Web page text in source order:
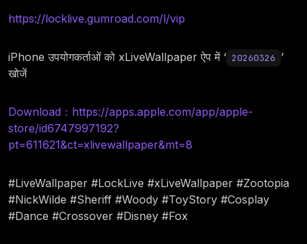
https://locklive.gumroad.com/l/vip
iPhone उपयोगकर्ताओं को xLiveWallpaper ऐप में ‘ 20260326 ’
खोजें
Download：https://apps.apple.com/app/apple-
store/id6747997192?
pt=611621&ct=xlivewallpaper&mt=8
#LiveWallpaper #LockLive #xLiveWallpaper #Zootopia
#NickWilde #Sheriff #Woody #ToyStory #Cosplay
#Dance #Crossover #Disney #Fox